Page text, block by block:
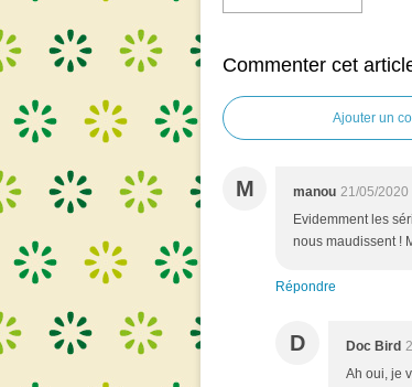
Commenter cet
Ajouter un
M manou 21/05/2020
Evidemment les
nous maudissent !
Répondre
D Doc Bird
Ah oui, je